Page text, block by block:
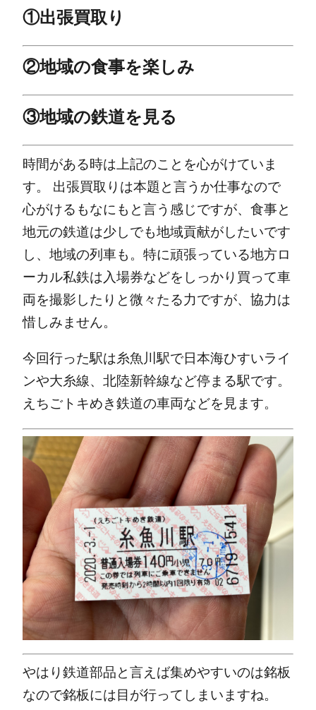
①出張買取り
②地域の食事を楽しみ
③地域の鉄道を見る
時間がある時は上記のことを心がけていま
す。
出張買取りは本題と言うか仕事なので
心がけるもなにもと言う感じですが、食事と
地元の鉄道は少しでも地域貢献がしたいです
し、地域の列車も。特に頑張っている地方ロ
ーカル私鉄は入場券などをしっかり買って車
両を撮影したりと微々たる力ですが、協力は
惜しみません。
今回行った駅は糸魚川駅で日本海ひすいライ
ンや大糸線、北陸新幹線など停まる駅です。
えちごトキめき鉄道の車両などを見ます。
やはり鉄道部品と言えば集めやすいのは銘板
なので銘板には目が行ってしまいますね。